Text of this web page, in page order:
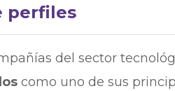
perfiles
del sector
como uno de sus